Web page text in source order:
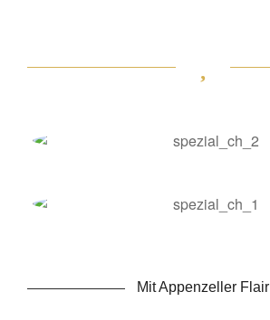
Mit Appenzeller Flair